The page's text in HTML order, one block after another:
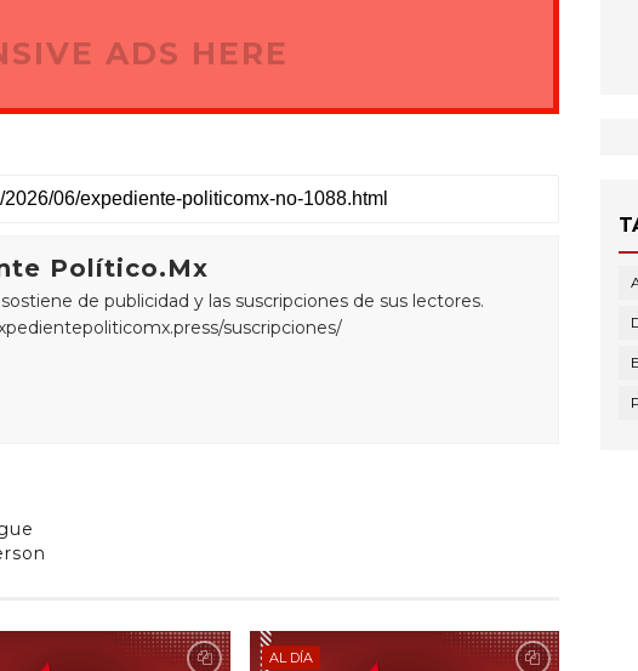
ADS HERE
Político.Mx
de publicidad y las suscripciones de sus lectores.
suscripciones/
AL DÍA